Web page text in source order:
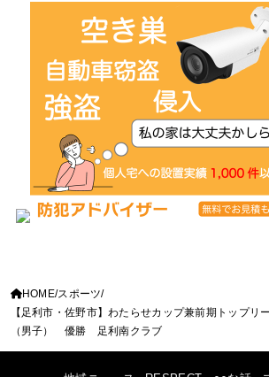
HOME スポーツ
【足利市・佐野市】わたらせカップ兼前期トップリ
（男子） 優勝 足利南クラブ